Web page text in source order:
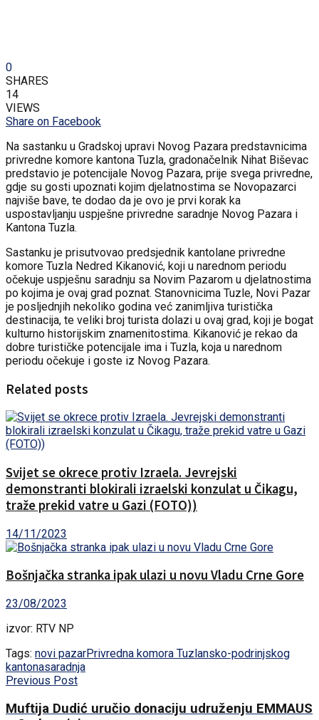
0
SHARES
14
VIEWS
Share on Facebook
Na sastanku u Gradskoj upravi Novog Pazara predstavnicima
privredne komore kantona Tuzla, gradonačelnik Nihat Biševac
predstavio je potencijale Novog Pazara, prije svega privredne,
gdje su gosti upoznati kojim djelatnostima se Novopazarci
najviše bave, te dodao da je ovo je prvi korak ka
uspostavljanju uspješne privredne saradnje Novog Pazara i
Kantona Tuzla.
Sastanku je prisutvovao predsjednik kantolane privredne
komore Tuzla Nedred Kikanović, koji u narednom periodu
očekuje uspješnu saradnju sa Novim Pazarom u djelatnostima
po kojima je ovaj grad poznat. Stanovnicima Tuzle, Novi Pazar
je posljednjih nekoliko godina već zanimljiva turistička
destinacija, te veliki broj turista dolazi u ovaj grad, koji je bogat
kulturno historijskim znamenitostima. Kikanović je rekao da
dobre turističke potencijale ima i Tuzla, koja u narednom
periodu očekuje i goste iz Novog Pazara.
Related posts
Svijet se okrece protiv Izraela. Jevrejski
demonstranti blokirali izraelski konzulat u Čikagu,
traže prekid vatre u Gazi (FOTO))
14/11/2023
Bošnjačka stranka ipak ulazi u novu Vladu Crne Gore
23/08/2023
izvor: RTV NP
Tags: novi pazarPrivredna komora Tuzlansko-podrinjskog
kantonasaradnja
Previous Post
Muftija Dudić uručio donaciju udruženju EMMAUS